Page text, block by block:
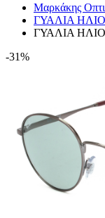
Μαρκάκης
ΓΥΑΛΙΑ
ΓΥΑΛΙΑ
-31%